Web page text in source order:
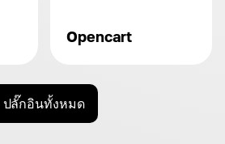
Opencart
ปลั๊กอินทั้งหมด